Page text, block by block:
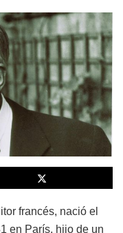
francés, nació el
en París, hijo de un